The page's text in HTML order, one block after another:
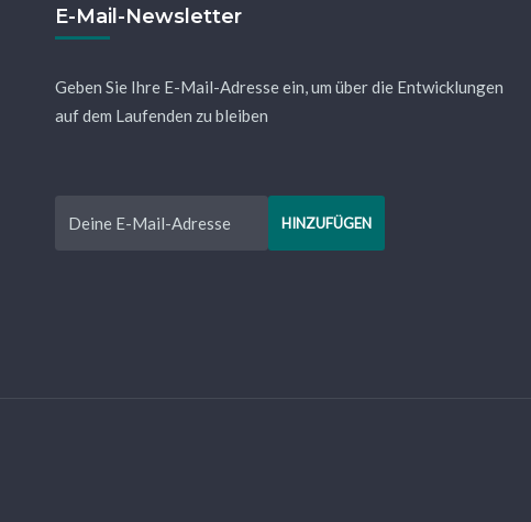
E-Mail-Newsletter
Geben Sie Ihre E-Mail-Adresse ein, um über die Entwicklungen
auf dem Laufenden zu bleiben